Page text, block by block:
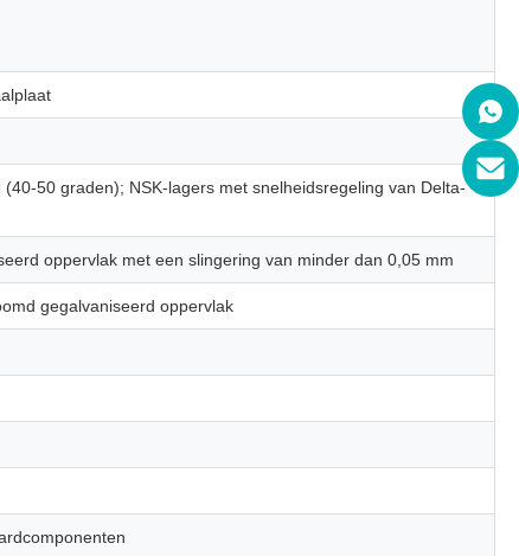
50 graden); NSK-lagers met snelheidsregeling van Delta-
oppervlak met een slingering van minder dan 0,05 mm
gegalvaniseerd oppervlak